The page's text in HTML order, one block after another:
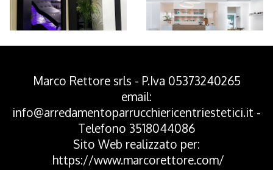
Marco Rettore srls - P.Iva 05373240265
email:
info@arredamentoparrucchiericentriestetici.it -
Telefono 3518044086
Sito Web realizzato per:
https://www.marcorettore.com/